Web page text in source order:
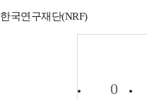
한국연구재단(NRF)
0